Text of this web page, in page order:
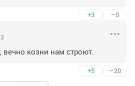
+3 –0
вечно козни нам строют.
+5 –20